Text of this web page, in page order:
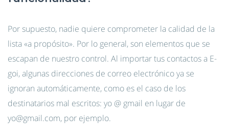
Por supuesto, nadie quiere comprometer la calidad de la
lista «a propósito». Por lo general, son elementos que se
escapan de nuestro control. Al importar tus contactos a E-
goi, algunas direcciones de correo electrónico ya se
ignoran automáticamente, como es el caso de los
destinatarios mal escritos: yo @ gmail en lugar de
yo@gmail.com, por ejemplo.